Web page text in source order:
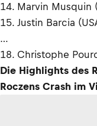
14. Marvin Musquin
15. Justin Barcia
…
18. Christophe
Die Highlights des
Roczens Crash im